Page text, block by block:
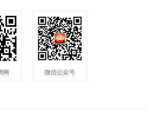
网 微信公众号